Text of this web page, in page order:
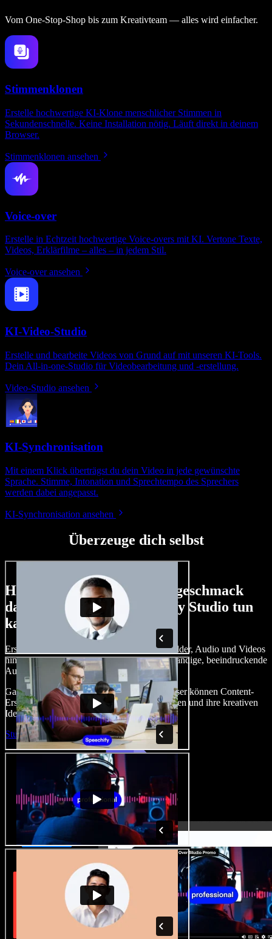
Vom One‑Stop‑Shop bis zum Kreativteam — alles wird einfacher.
Stimmenklonen
Erstelle hochwertige KI-Klone menschlicher Stimmen in
Sekundenschnelle. Keine Installation nötig. Läuft direkt in deinem
Browser.
Stimmenklonen ansehen
Voice-over
Erstelle in Echtzeit hochwertige Voice-overs mit KI. Vertone Texte,
Videos, Erklärfilme – alles – in jedem Stil.
Voice-over ansehen
KI-Video-Studio
Erstelle und bearbeite Videos von Grund auf mit unseren KI-Tools.
Dein All‑in‑one-Studio für Videobearbeitung und -erstellung.
Video-Studio ansehen
KI-Synchronisation
Mit einem Klick überträgst du dein Video in jede gewünschte
Sprache. Stimme, Intonation und Sprechtempo des Sprechers
werden dabei angepasst.
KI-Synchronisation ansehen
Überzeuge dich selbst
Hier ist nur ein kleiner Vorgeschmack
darauf, was du mit Speechify Studio tun
kannst.
Erstelle Voice-overs, füge lizenzfreie Stockbilder, Audio und Videos
hinzu, klone deine Stimme und erstelle vollständige, beeindruckende
Audio‑Video‑Projekte.
Ganz ohne Einarbeitung und direkt im Browser können Content-
Ersteller traditionelle Grenzen hinter sich lassen und ihre kreativen
Ideen zum Leben erwecken.
Studio starten